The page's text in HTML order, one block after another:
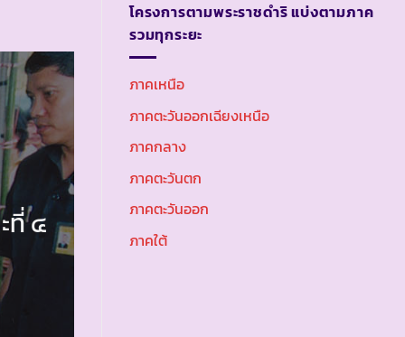
ที่ ๔
โครงการตามพระราชดำริ แบ่งตามภาค
รวมทุกระยะ
ภาคเหนือ
ภาคตะวันออกเฉียงเหนือ
ภาคกลาง
ภาคตะวันตก
ภาคตะวันออก
ภาคใต้